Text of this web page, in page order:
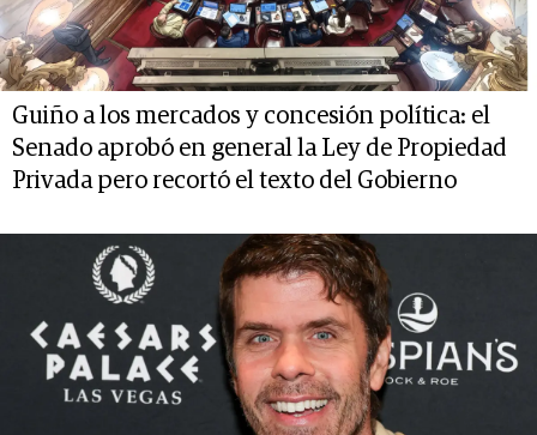
Guiño a los mercados y concesión política: el
Senado aprobó en general la Ley de Propiedad
Privada pero recortó el texto del Gobierno